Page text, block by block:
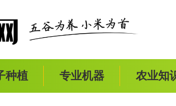
种植 专业机器 农业知